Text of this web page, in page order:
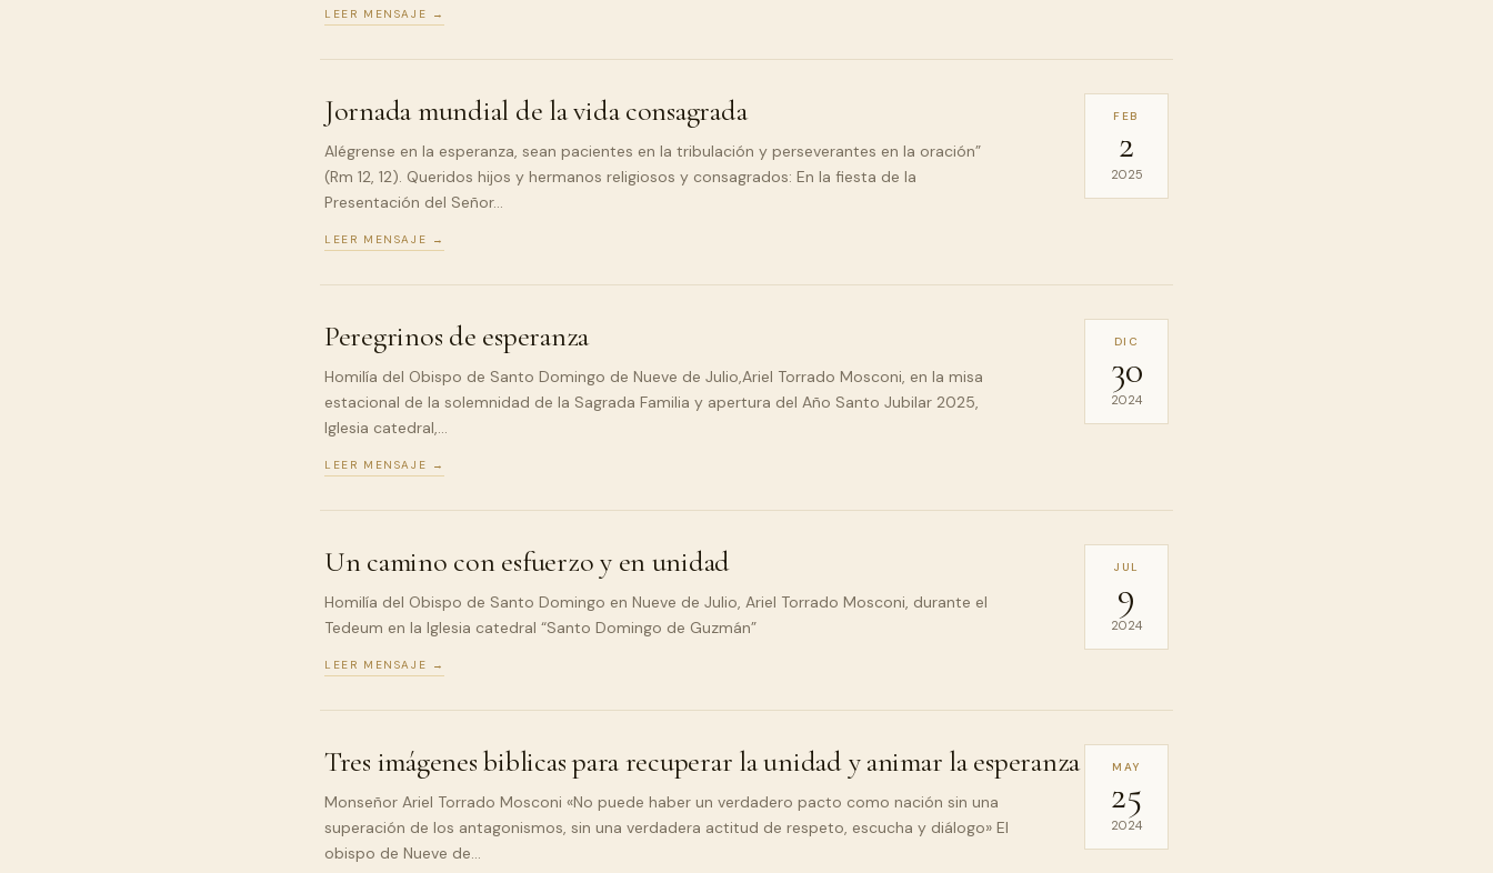
LEER MENSAJE →
Jornada mundial de la vida consagrada
Alégrense en la esperanza, sean pacientes en la tribulación y perseverantes en la oración”
(Rm 12, 12). Queridos hijos y hermanos religiosos y consagrados: En la fiesta de la
Presentación del Señor…
LEER MENSAJE →
FEB
2
2025
Peregrinos de esperanza
Homilía del Obispo de Santo Domingo de Nueve de Julio,Ariel Torrado Mosconi, en la misa
estacional de la solemnidad de la Sagrada Familia y apertura del Año Santo Jubilar 2025,
Iglesia catedral,…
LEER MENSAJE →
DIC
30
2024
Un camino con esfuerzo y en unidad
Homilía del Obispo de Santo Domingo en Nueve de Julio, Ariel Torrado Mosconi, durante el
Tedeum en la Iglesia catedral “Santo Domingo de Guzmán”
LEER MENSAJE →
JUL
9
2024
Tres imágenes biblicas para recuperar la unidad y animar la esperanza
Monseñor Ariel Torrado Mosconi «No puede haber un verdadero pacto como nación sin una
superación de los antagonismos, sin una verdadera actitud de respeto, escucha y diálogo» El
obispo de Nueve de…
MAY
25
2024